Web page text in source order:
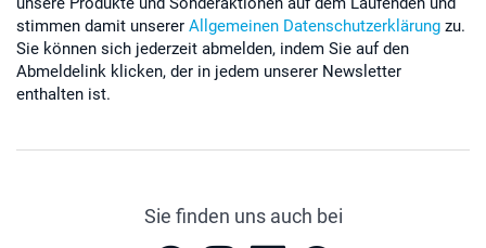
stimmen damit unserer Allgemeinen Datenschutzerklärung zu.
Sie können sich jederzeit abmelden, indem Sie auf den
Abmeldelink klicken, der in jedem unserer Newsletter
enthalten ist.
Sie finden uns auch bei